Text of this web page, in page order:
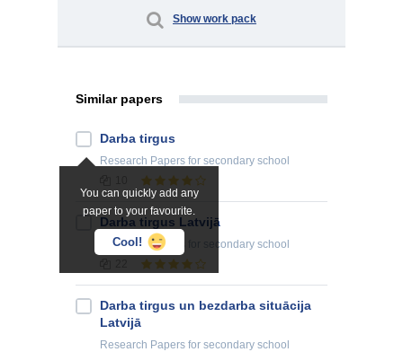
Show work pack
Similar papers
You can quickly add any
paper to your favourite.
Cool!
Darba tirgus
Research Papers for secondary school
Darba tirgus Latvijā
Research Papers
for secondary school
Darba tirgus un bezdarba situācija
Latvijā
Research Papers for secondary school